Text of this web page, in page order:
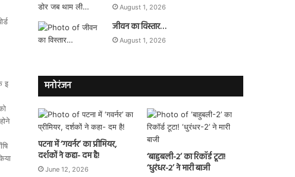
इ
August 1, 2026
जीवन का विस्तार…
August 1, 2026
मनोरंजन
पटना में ‘गवर्नर’ का प्रीमियर,
दर्शकों ने कहा- दम है!
June 12, 2026
‘बाहुबली-2’ का रिकॉर्ड टूटा!
‘धुरंधर-2’ ने मारी बाजी